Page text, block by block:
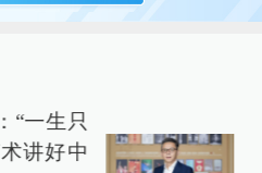
“一生只
讲好中